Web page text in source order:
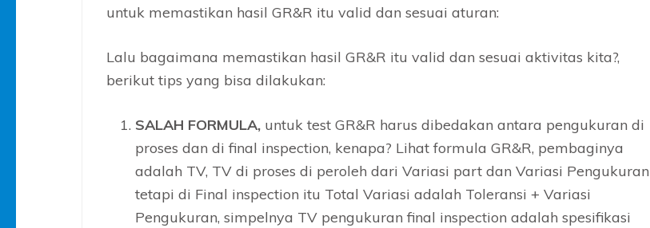
untuk memastikan hasil GR&R itu valid dan sesuai aturan:
Lalu bagaimana memastikan hasil GR&R itu valid dan sesuai aktivitas kita?,
berikut tips yang bisa dilakukan:
SALAH FORMULA, untuk test GR&R harus dibedakan antara pengukuran di
proses dan di final inspection, kenapa? Lihat formula GR&R, pembaginya
adalah TV, TV di proses di peroleh dari Variasi part dan Variasi Pengukuran
tetapi di Final inspection itu Total Variasi adalah Toleransi + Variasi
Pengukuran, simpelnya TV pengukuran final inspection adalah spesifikasi